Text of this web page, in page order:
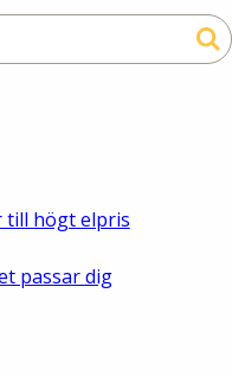
till högt elpris
passar dig